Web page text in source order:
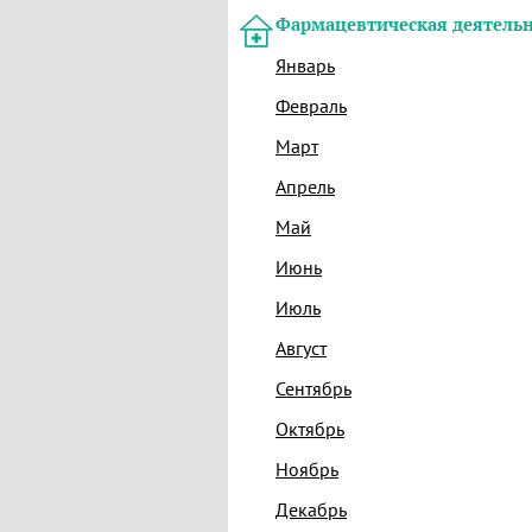
Фармацевтическая
Январь
Февраль
Март
Апрель
Май
Июнь
Июль
Август
Сентябрь
Октябрь
Ноябрь
Декабрь